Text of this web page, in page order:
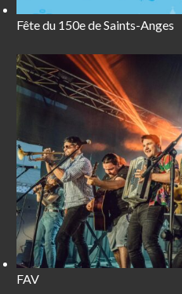
Fête du 150e de Saints-Anges
FAV